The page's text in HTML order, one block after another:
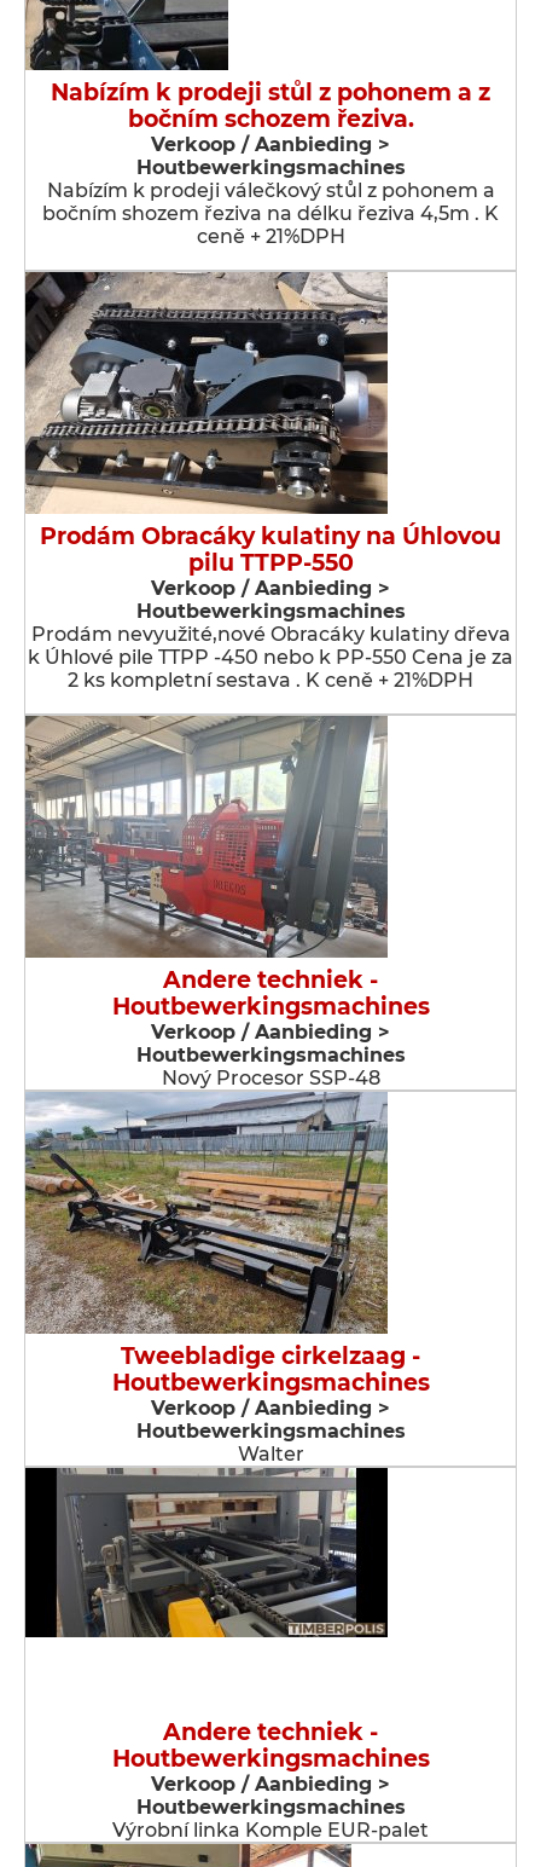
Nabízím k prodeji stůl z pohonem a z
bočním schozem řeziva.
Verkoop / Aanbieding >
Houtbewerkingsmachines
Nabízím k prodeji válečkový stůl z pohonem a
bočním shozem řeziva na délku řeziva 4,5m . K
ceně + 21%DPH
Prodám Obracáky kulatiny na Úhlovou
pilu TTPP-550
Verkoop / Aanbieding >
Houtbewerkingsmachines
Prodám nevyužité,nové Obracáky kulatiny dřeva
k Úhlové pile TTPP -450 nebo k PP-550 Cena je za
2 ks kompletní sestava . K ceně + 21%DPH
Andere techniek -
Houtbewerkingsmachines
Verkoop / Aanbieding >
Houtbewerkingsmachines
Nový Procesor SSP-48
Tweebladige cirkelzaag -
Houtbewerkingsmachines
Verkoop / Aanbieding >
Houtbewerkingsmachines
Walter
Andere techniek -
Houtbewerkingsmachines
Verkoop / Aanbieding >
Houtbewerkingsmachines
Výrobní linka Komple EUR-palet